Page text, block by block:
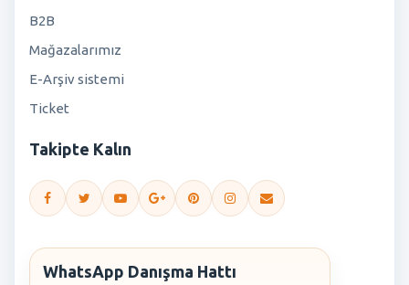
B2B
Mağazalarımız
E-Arşiv sistemi
Ticket
Takipte Kalın
WhatsApp Danışma Hattı